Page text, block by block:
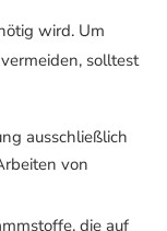
wird. Um
solltest
ausschließlich
von
die auf